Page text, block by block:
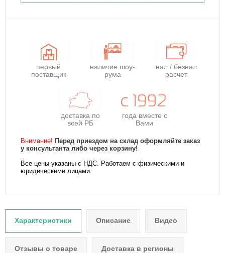
первый
поставщик
наличие шоу-
рума
нал / безнал
расчет
доставка по
всей РБ
года вместе с
Вами
Внимание! Перед приездом на склад оформляйте заказ
у консультанта либо через корзину!
Все цены указаны с НДС. Работаем с физическими и
юридическими лицами.
Характеристики Описание Видео
Отзывы о товаре Доставка в регионы